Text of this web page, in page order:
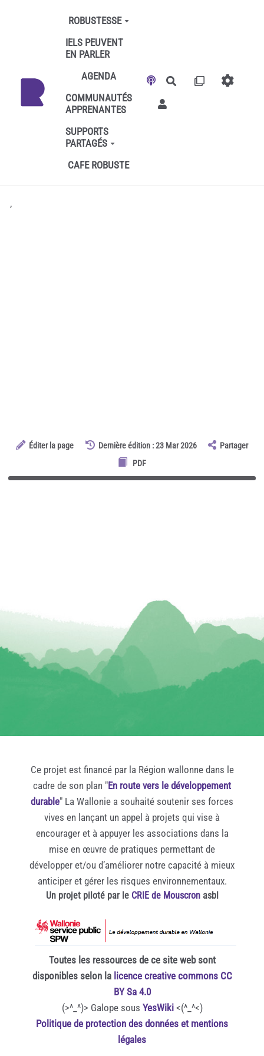
Aller au contenu principal
ROBUSTESSE
IELS PEUVENT
EN PARLER
AGENDA
COMMUNAUTÉS
APPRENANTES
SUPPORTS
PARTAGÉS
CAFE ROBUSTE
Rechercher
,
Éditer la page Dernière édition : 23 Mar 2026
Partager
PDF
Ce projet est financé par la Région wallonne dans le
cadre de son plan "En route vers le développement
durable" La Wallonie a souhaité soutenir ses forces
vives en lançant un appel à projets qui vise à
encourager et à appuyer les associations dans la
mise en œuvre de pratiques permettant de
développer et/ou d’améliorer notre capacité à mieux
anticiper et gérer les risques environnementaux.
Un projet piloté par le CRIE de Mouscronasbl
Toutes les ressources de ce site web sont
disponibles selon la licence creative commons CC
BY Sa 4.0
(>^_^)> Galope sous YesWiki<(^_^<)
Politique de protection des données et mentions
légales